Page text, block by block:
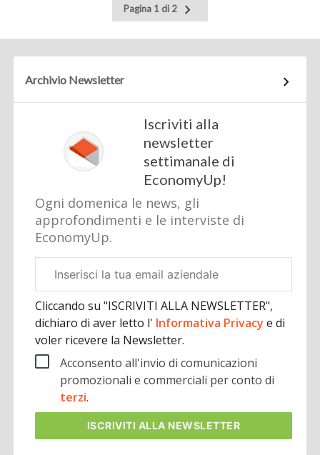
Pagina 1 di 2
Pagina
successiva
Archivio Newsletter
Iscriviti alla
newsletter
settimanale di
EconomyUp!
Ogni domenica le news, gli
approfondimenti e le interviste di
EconomyUp.
aziendale
Cliccando su "ISCRIVITI ALLA NEWSLETTER",
dichiaro di aver letto l' Informativa Privacye di
voler ricevere la Newsletter.
Acconsento all'invio di comunicazioni
promozionali e commerciali per conto di
terzi.
ISCRIVITI ALLA NEWSLETTER